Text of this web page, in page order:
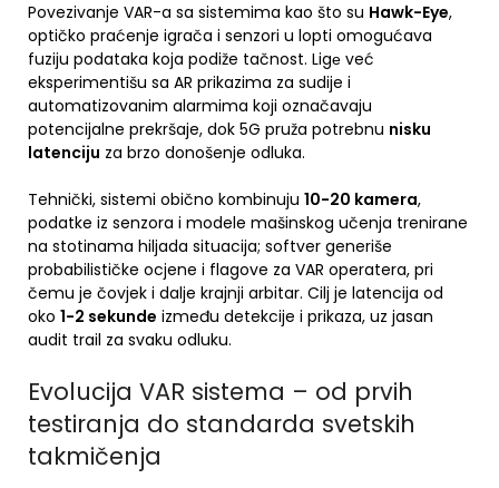
Povezivanje VAR-a sa sistemima kao što su Hawk-Eye,
optičko praćenje igrača i senzori u lopti omogućava
fuziju podataka koja podiže tačnost. Ligе već
eksperimentišu sa AR prikazima za sudije i
automatizovanim alarmima koji označavaju
potencijalne prekršaje, dok 5G pruža potrebnu nisku
latenciju za brzo donošenje odluka.
Tehnički, sistemi obično kombinuju 10-20 kamera,
podatke iz senzora i modele mašinskog učenja trenirane
na stotinama hiljada situacija; softver generiše
probabilističke ocjene i flagove za VAR operatera, pri
čemu je čovjek i dalje krajnji arbitar. Cilj je latencija od
oko 1-2 sekunde između detekcije i prikaza, uz jasan
audit trail za svaku odluku.
Evolucija VAR sistema – od prvih
testiranja do standarda svetskih
takmičenja